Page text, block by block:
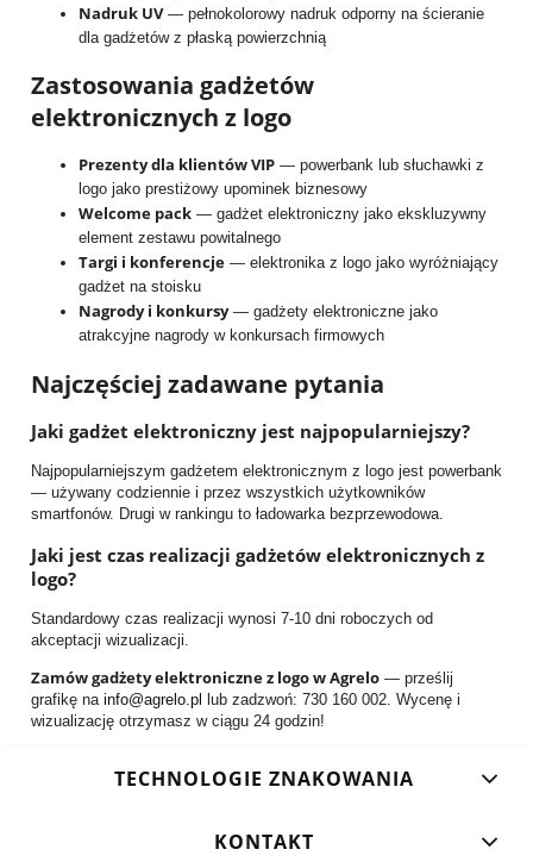
Nadruk UV— pełnokolorowy nadruk odporny na ścieranie
dla gadżetów z płaską powierzchnią
Zastosowania gadżetów
elektronicznych z logo
Prezenty dla klientów VIP — powerbank lub słuchawki z
logo jako prestiżowy upominek biznesowy
Welcome pack — gadżet elektroniczny jako ekskluzywny
element zestawu powitalnego
Targi i konferencje — elektronika z logo jako wyróżniający
gadżet na stoisku
Nagrody i konkursy— gadżety elektroniczne jako
atrakcyjne nagrody w konkursach firmowych
Najczęściej zadawane pytania
Jaki gadżet elektroniczny jest najpopularniejszy?
Najpopularniejszym gadżetem elektronicznym z logo jest powerbank
— używany codziennie i przez wszystkich użytkowników
smartfonów. Drugi w rankingu to ładowarka bezprzewodowa.
Jaki jest czas realizacji gadżetów elektronicznych z
logo?
Standardowy czas realizacji wynosi 7-10 dni roboczych od
akceptacji wizualizacji.
Zamów gadżety elektroniczne z logo w Agrelo — prześlij
grafikę na info@agrelo.pl
lub zadzwoń: 730 160 002. Wycenę i
wizualizację otrzymasz w ciągu 24 godzin!
TECHNOLOGIE ZNAKOWANIA
KONTAKT